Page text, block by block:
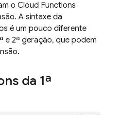
o Cloud Functions
A sintaxe da
é um pouco diferente
e 2ª geração, que podem
da 1ª